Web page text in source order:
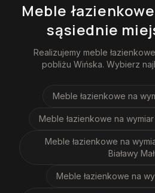
Meble
sąsiednie
Realizujemy meble łazienkowe
pobliżu Wińska. Wybierz
Meble łazienkowe na
Meble łazienkowe na wymiar
Meble łazienkowe na
Białawy
Meble łazienkowe na